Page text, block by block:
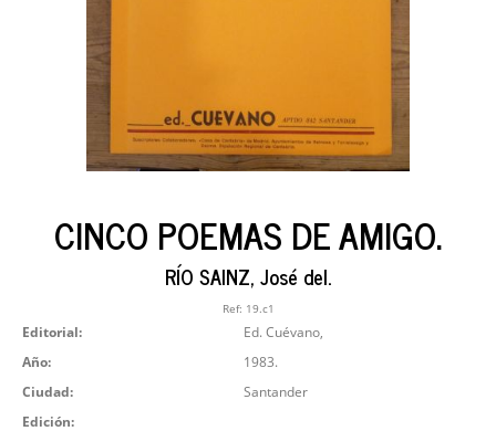
CINCO POEMAS DE AMIGO.
RÍO SAINZ, José del.
Ref: 19.c1
Editorial:
Ed. Cuévano,
Año:
1983.
Ciudad:
Santander
Edición: